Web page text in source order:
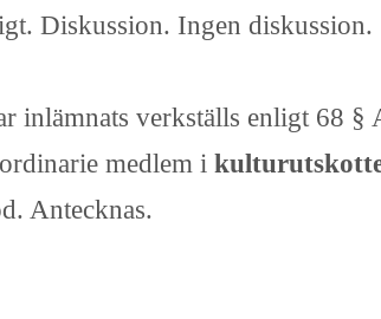
Diskussion. Ingen diskussion.
inlämnats verkställs enligt 68
medlem i
Antecknas.